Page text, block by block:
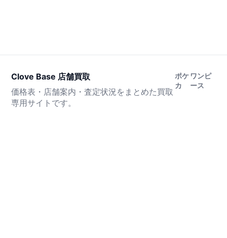
Clove Base 店舗買取
価格表・店舗案内・査定状況をまとめた買取
専用サイトです。
ポケ
カ
ワンピ
ース